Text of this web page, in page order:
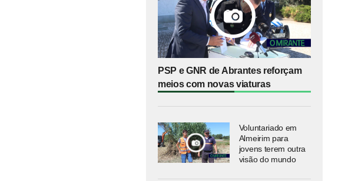
PSP e GNR de Abrantes reforçam
meios com novas viaturas
Voluntariado em
Almeirim para
jovens terem outra
visão do mundo